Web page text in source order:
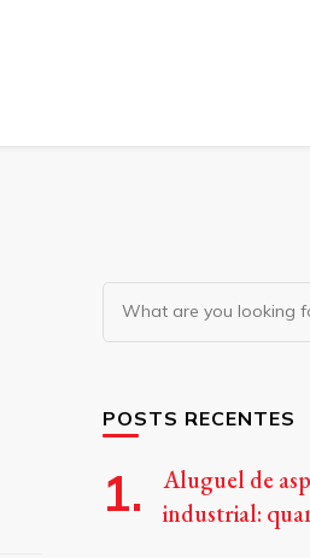
Looking
for
POSTS RECENTES
Aluguel de
industrial: